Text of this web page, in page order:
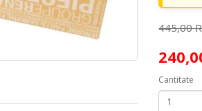
445,00
Cantitate